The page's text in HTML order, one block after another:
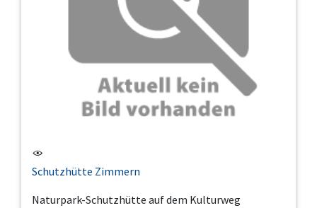
Schutzhütte Zimmern
Naturpark-Schutzhütte auf dem Kulturweg